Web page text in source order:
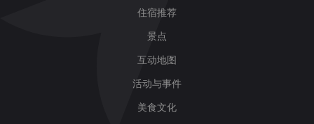
住宿推荐
景点
互动地图
活动与事件
美食文化